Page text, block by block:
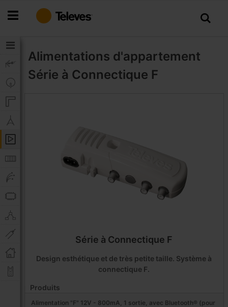
au
Alimentations d'appartement
Série à Connectique F
Série à Connectique F
Design esthétique et de très petite taille. Système à
connectique F.
Produits
Alimentation "F" 12V - 800mA, 1 sortie, avec Bluetooth® (pour